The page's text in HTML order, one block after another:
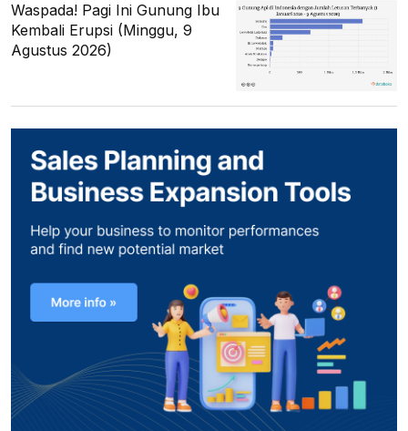
Waspada! Pagi Ini Gunung Ibu
Kembali Erupsi (Minggu, 9
Agustus 2026)